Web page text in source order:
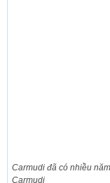
Carmudi đã có nhiều
Carmudi